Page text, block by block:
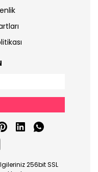
256bit SSL